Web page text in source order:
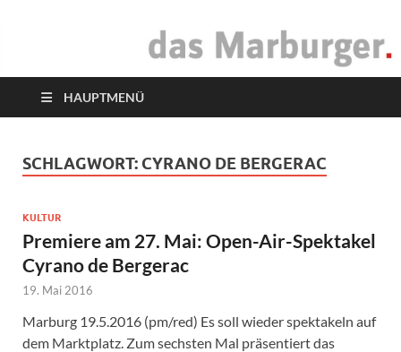
das Marburger.
HAUPTMENÜ
SCHLAGWORT: CYRANO DE BERGERAC
KULTUR
Premiere am 27. Mai: Open-Air-Spektakel
Cyrano de Bergerac
19. Mai 2016
Marburg 19.5.2016 (pm/red) Es soll wieder spektakeln auf
dem Marktplatz. Zum sechsten Mal präsentiert das